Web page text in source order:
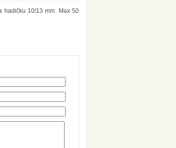
hadičku 10/13 mm. Max 50